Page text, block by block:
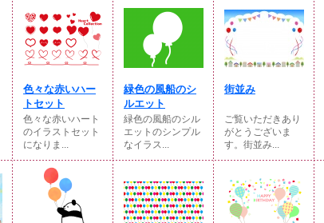
色々な赤いハー
トセット
色々な赤いハート
のイラストセット
になりま...
緑色の風船のシ
ルエット
緑色の風船のシル
エットのシンプル
なイラス...
街並み
ご覧いただきあり
がとうございま
す。街並み...